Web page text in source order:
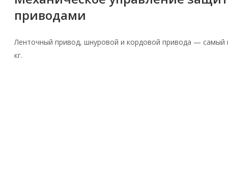
приводами
Ленточный привод, шнуровой и кордовой привода — самый
кг.